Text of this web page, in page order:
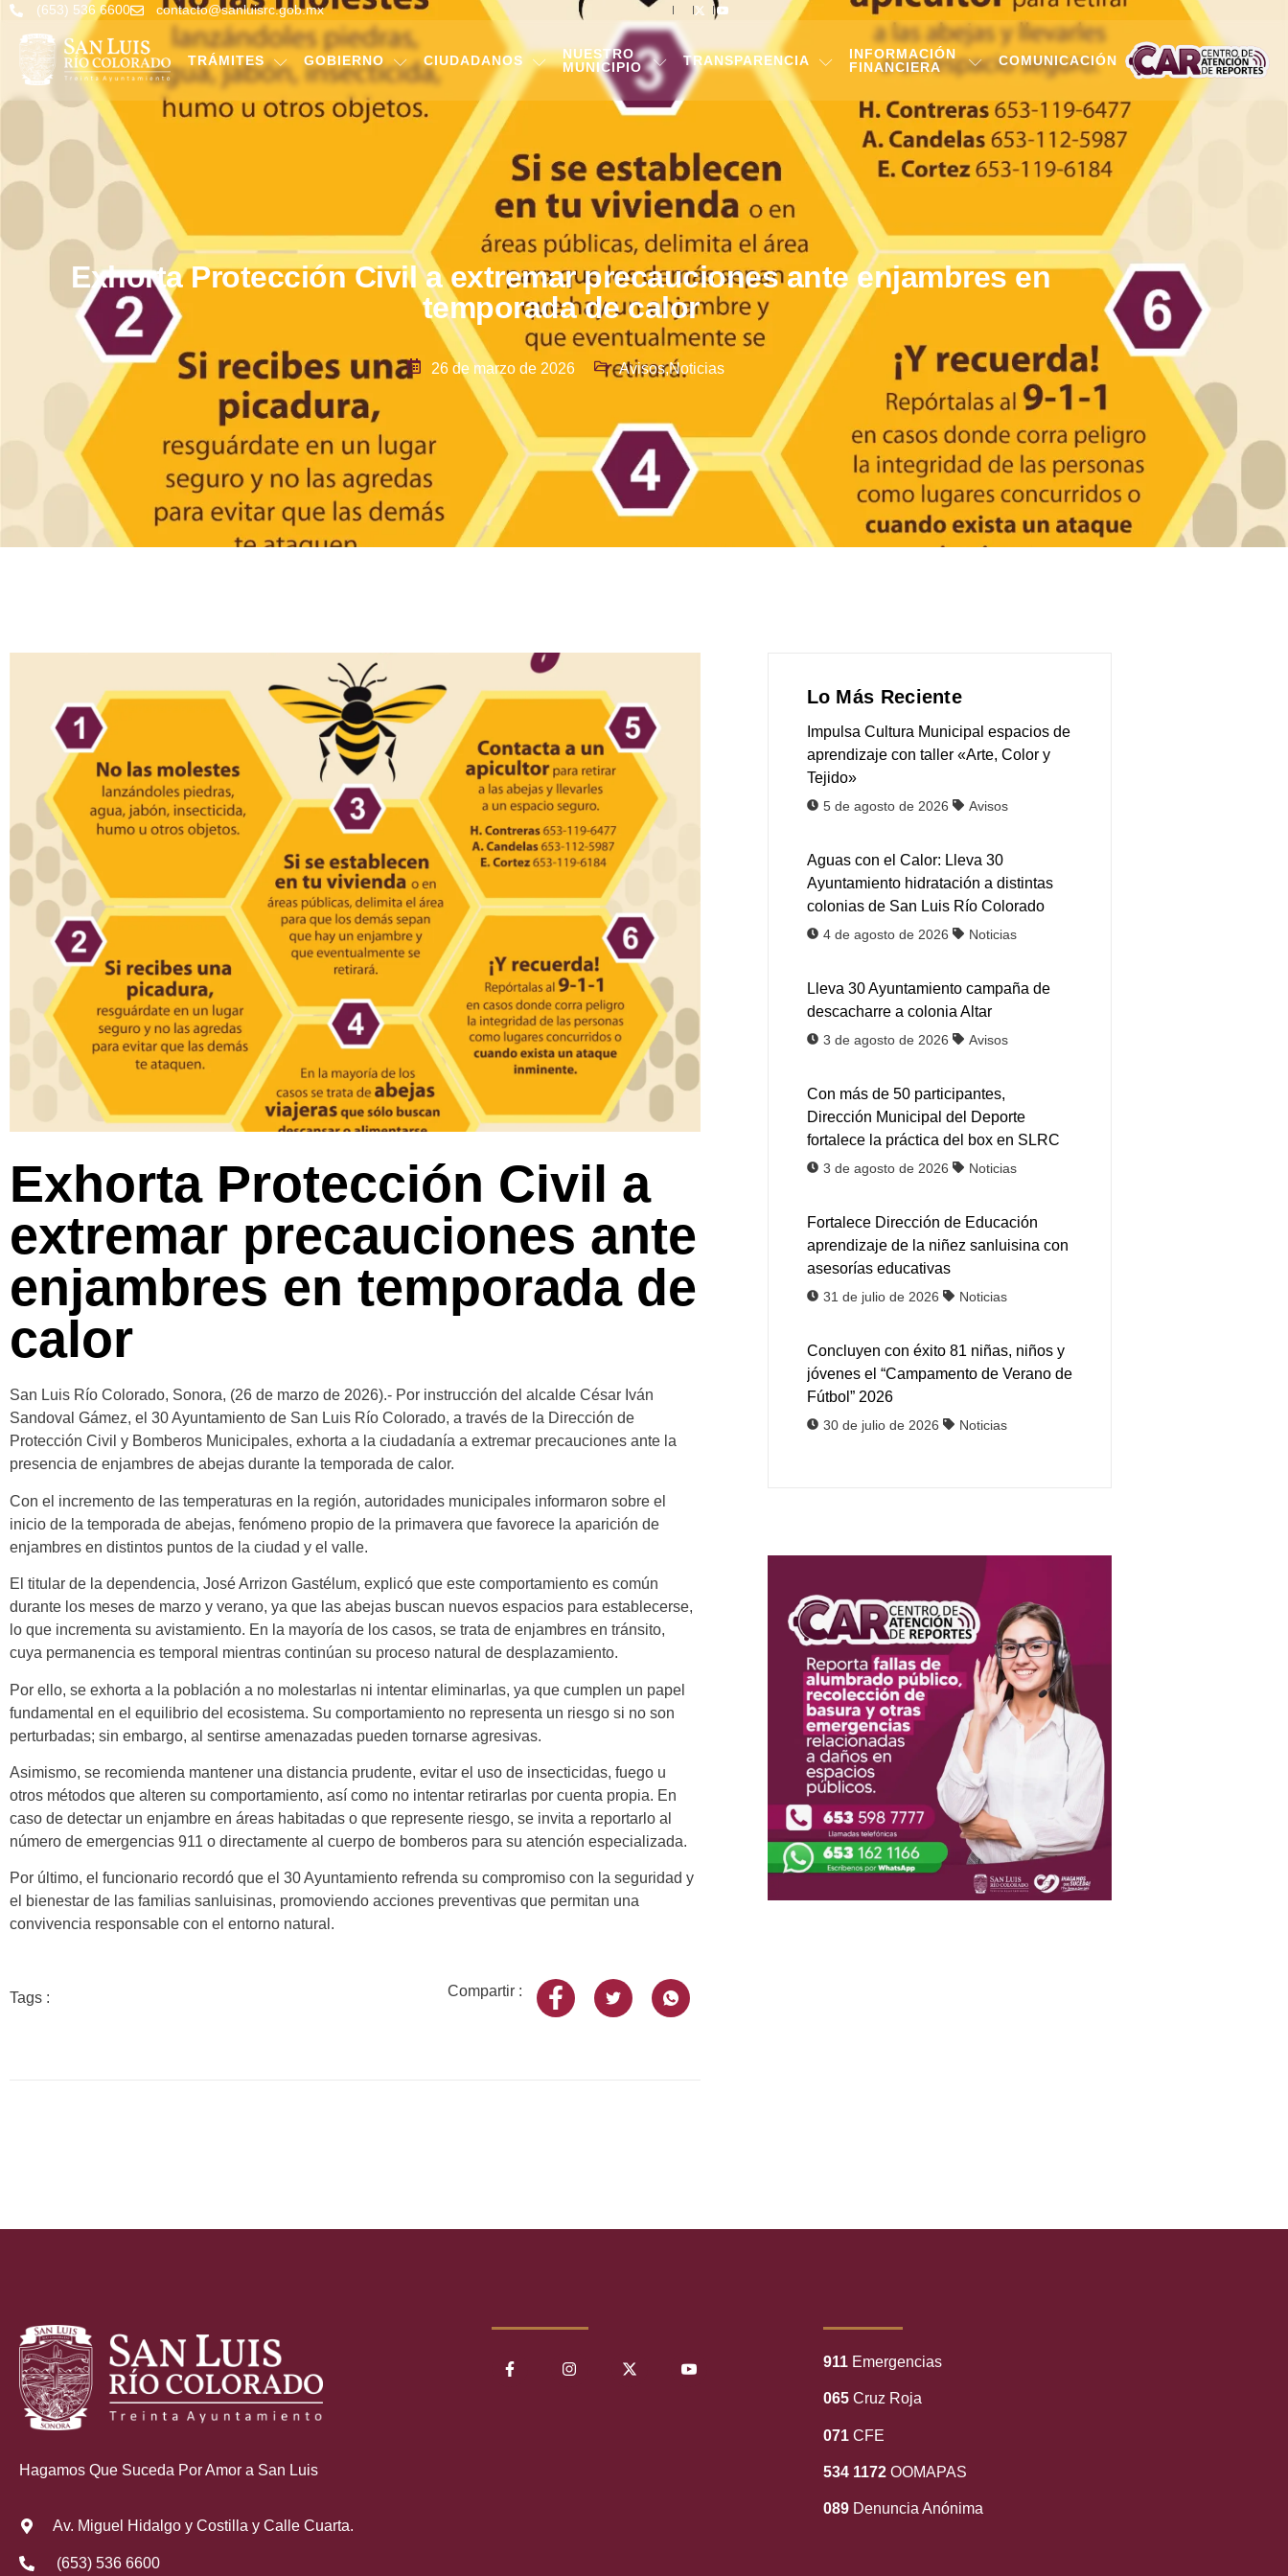
(653) 536 6600 contacto@sanluisrc.gob.mx
TRÁMITES GOBIERNO CIUDADANOS
NUESTRO
MUNICIPIO
TRANSPARENCIA
INFORMACIÓN
FINANCIERA
COMUNICACIÓN
Exhorta Protección Civil a extremar precauciones ante enjambres en
temporada de calor
26 de marzo de 2026 Avisos,Noticias
Exhorta Protección Civil a
extremar precauciones ante
enjambres en temporada de
calor
San Luis Río Colorado, Sonora, (26 de marzo de 2026).- Por instrucción del alcalde César Iván
Sandoval Gámez, el 30 Ayuntamiento de San Luis Río Colorado, a través de la Dirección de
Protección Civil y Bomberos Municipales, exhorta a la ciudadanía a extremar precauciones ante la
presencia de enjambres de abejas durante la temporada de calor.
Con el incremento de las temperaturas en la región, autoridades municipales informaron sobre el
inicio de la temporada de abejas, fenómeno propio de la primavera que favorece la aparición de
enjambres en distintos puntos de la ciudad y el valle.
El titular de la dependencia, José Arrizon Gastélum, explicó que este comportamiento es común
durante los meses de marzo y verano, ya que las abejas buscan nuevos espacios para establecerse,
lo que incrementa su avistamiento. En la mayoría de los casos, se trata de enjambres en tránsito,
cuya permanencia es temporal mientras continúan su proceso natural de desplazamiento.
Por ello, se exhorta a la población a no molestarlas ni intentar eliminarlas, ya que cumplen un papel
fundamental en el equilibrio del ecosistema. Su comportamiento no representa un riesgo si no son
perturbadas; sin embargo, al sentirse amenazadas pueden tornarse agresivas.
Asimismo, se recomienda mantener una distancia prudente, evitar el uso de insecticidas, fuego u
otros métodos que alteren su comportamiento, así como no intentar retirarlas por cuenta propia. En
caso de detectar un enjambre en áreas habitadas o que represente riesgo, se invita a reportarlo al
número de emergencias 911 o directamente al cuerpo de bomberos para su atención especializada.
Por último, el funcionario recordó que el 30 Ayuntamiento refrenda su compromiso con la seguridad y
el bienestar de las familias sanluisinas, promoviendo acciones preventivas que permitan una
convivencia responsable con el entorno natural.
Tags : Compartir :
Lo Más Reciente
Impulsa Cultura Municipal espacios de
aprendizaje con taller «Arte, Color y
Tejido»
5 de agosto de 2026 Avisos
Aguas con el Calor: Lleva 30
Ayuntamiento hidratación a distintas
colonias de San Luis Río Colorado
4 de agosto de 2026 Noticias
Lleva 30 Ayuntamiento campaña de
descacharre a colonia Altar
3 de agosto de 2026 Avisos
Con más de 50 participantes,
Dirección Municipal del Deporte
fortalece la práctica del box en SLRC
3 de agosto de 2026 Noticias
Fortalece Dirección de Educación
aprendizaje de la niñez sanluisina con
asesorías educativas
31 de julio de 2026 Noticias
Concluyen con éxito 81 niñas, niños y
jóvenes el “Campamento de Verano de
Fútbol” 2026
30 de julio de 2026 Noticias
Hagamos Que Suceda Por Amor a San Luis
Av. Miguel Hidalgo y Costilla y Calle Cuarta.
(653) 536 6600
911Emergencias
065Cruz Roja
071CFE
534 1172OOMAPAS
089Denuncia Anónima